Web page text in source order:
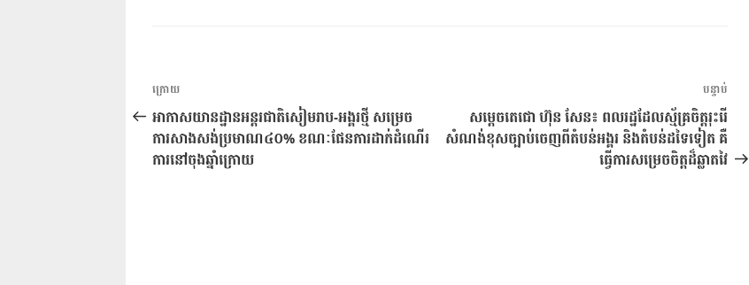
ការ​
នាំទិស​
ប្រកាស
អត្ថបទ
មុន
ក្រោយ
អាកាសយានដ្ឋានអន្តរជាតិសៀមរាប-អង្គរថ្មី សម្រេច
ការសាងសង់ប្រមាណ៤០% ខណៈផែនការដាក់ដំណើរ
ការនៅចុងឆ្នាំក្រោយ
បន្ទាប់
បន្ទាប់
សម្តេចតេជោ ហ៊ុន សែន៖ ពលរដ្ឋដែលស្ម័គ្រចិត្តរុះរើ
សំណង់ខុសច្បាប់ចេញពីតំបន់អង្គរ និងតំបន់ដទៃទៀត គឺ
ធ្វើការសម្រេចចិត្តដ៏ឆ្លាតវៃ